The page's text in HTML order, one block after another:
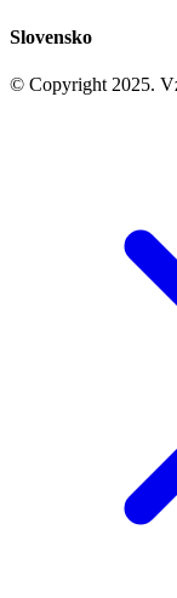
Slovensko
© Copyright 2025.